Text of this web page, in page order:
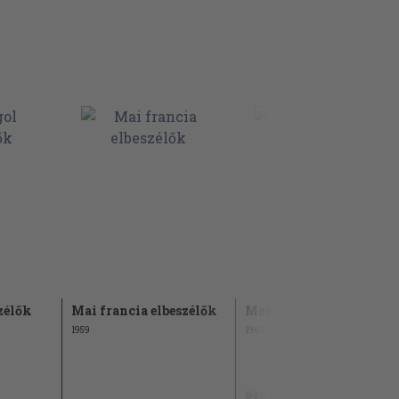
Mai francia elbeszélők
1959
Mai osztrák elbeszélők